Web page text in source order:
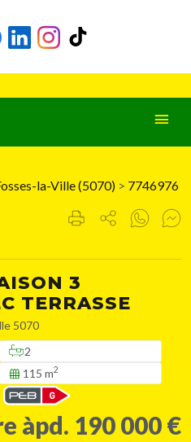
la-Ville (5070) > 7746976
3
TERRASSE
5070
2
115 m2
àpd. 190 000 €